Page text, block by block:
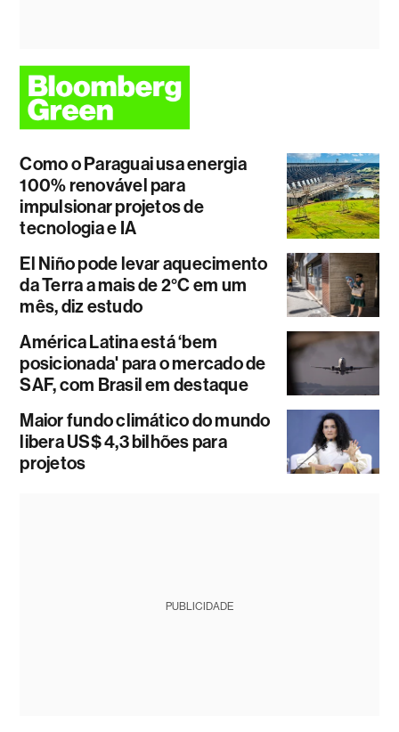
Como o Paraguai usa energia
100% renovável para
impulsionar projetos de
tecnologia e IA
El Niño pode levar aquecimento
da Terra a mais de 2°C em um
mês, diz estudo
América Latina está ‘bem
posicionada' para o mercado de
SAF, com Brasil em destaque
Maior fundo climático do mundo
libera US$ 4,3 bilhões para
projetos
PUBLICIDADE